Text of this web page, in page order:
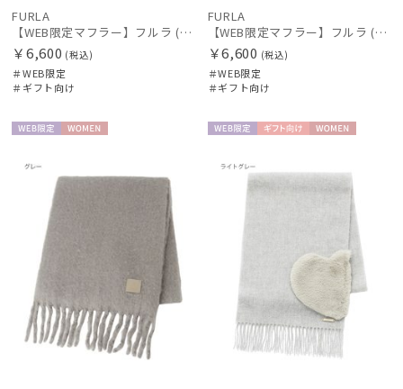
傘機能
マフラー・ストール・スカーフ
その他
カラー
価格・割引率
FURLA
【WEB限定マフラー】フルラ (FURLA) ウール100％ スノートップマフラー190cm×30cm フェイクファー プレゼント ギフト クリスマス
￥6,600 (税込)
＃WEB限定
＃ギフト向け
FURLA
【WEB限定マフラー】フルラ (FURLA) ウール100％ ベルトファーマフラー190cm×30cm フェイクファー プレゼント ギフト クリスマス
￥6,600 (税込)
＃WEB限定
＃ギフト向け
定
定